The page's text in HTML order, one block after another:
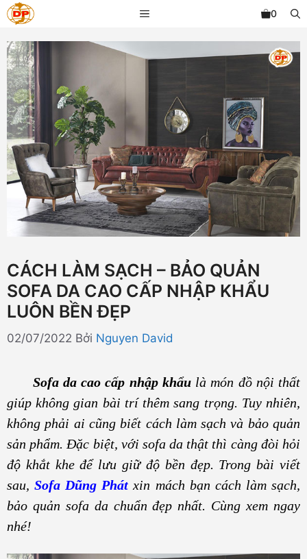
Chuyển
đến
nội
dung
MENU 0
CÁCH LÀM SẠCH – BẢO QUẢN
SOFA DA CAO CẤP NHẬP KHẨU
LUÔN BỀN ĐẸP
02/07/2022 Bởi Nguyen David
Sofa da cao cấp nhập khẩulà món đồ nội thất
giúp không gian bài trí thêm sang trọng. Tuy nhiên,
không phải ai cũng biết cách làm sạch và bảo quản
sản phẩm. Đặc biệt, với sofa da thật thì càng đòi hỏi
độ khắt khe để lưu giữ độ bền đẹp. Trong bài viết
sau,Sofa Dũng Phát xin mách bạn cách làm sạch,
bảo quản sofa da chuẩn đẹp nhất. Cùng xem ngay
nhé!